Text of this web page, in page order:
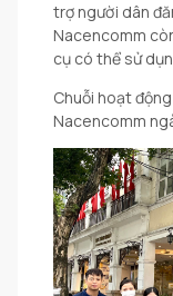
trợ người dân
Nacencomm
cụ có thể sử
Chuỗi hoạt
Nacencomm